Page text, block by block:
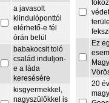
a javasolt
kiindulóponttól
elérhető-e fél
órán belül
babakocsit toló
család induljon-
e a láda
keresésére
kisgyermekkel,
nagyszülőkkel is
Ez
20